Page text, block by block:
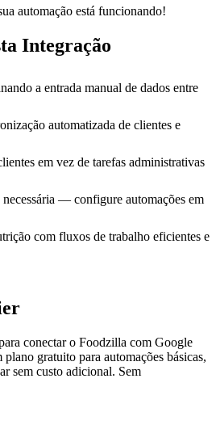
automação está funcionando!
Integração
a entrada manual de dados entre
automatizada de clientes e
em vez de tarefas administrativas
— configure automações em
com fluxos de trabalho eficientes e
conectar o Foodzilla com Google
gratuito para automações básicas,
sem custo adicional. Sem